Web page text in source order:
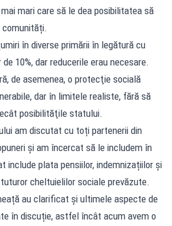
mari care să le dea posibilitatea să
în diverse primării în legătură cu
10%, dar reducerile erau necesare.
de asemenea, o protecţie socială
dar în limitele realiste, fără să
posibilităţile statului.
am discutat cu toți partenerii din
și am încercat să le includem în
include plata pensiilor, indemnizațiilor și
cheltuielilor sociale prevăzute.
au clarificat și ultimele aspecte de
în discuție, astfel încât acum avem o